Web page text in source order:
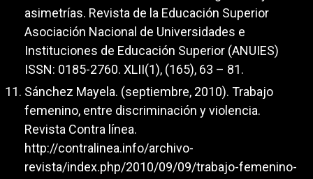
asimetrías. Revista de la Educación Superior
Asociación Nacional de Universidades e
Instituciones de Educación Superior (ANUIES)
ISSN: 0185-2760. XLII(1), (165), 63 – 81.
Sánchez Mayela. (septiembre, 2010). Trabajo
femenino, entre discriminación y violencia.
Revista Contra línea.
http://contralinea.info/archivo-
revista/index.php/2010/09/09/trabajo-femenino-